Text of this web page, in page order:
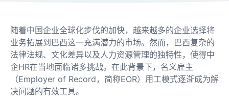
随着中国企业全球化步伐的加快，越来越多的企业选择将
业务拓展到巴西这一充满潜力的市场。然而，巴西复杂的
法律法规、文化差异以及人力资源管理的独特性，使得中
企HR在当地面临诸多挑战。在此背景下，名义雇主
（Employer of Record，简称EOR）用工模式逐渐成为解
决问题的有效工具。